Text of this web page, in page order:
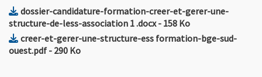
dossier-candidature-formation-creer-et-gerer-une-
structure-de-less-association 1 .docx, Fichier au format Docx
- 158 Ko, Ouvre une
creer-et-gerer-une-structure-ess formation-bge-sud-
ouest.pdf, Fichier au format Pdf
- 290 Ko, Ouvre une nouvelle fenêtre